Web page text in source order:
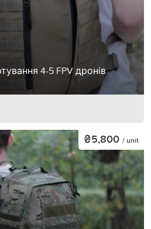
4-5 FPV дронів
₴5,800 / unit